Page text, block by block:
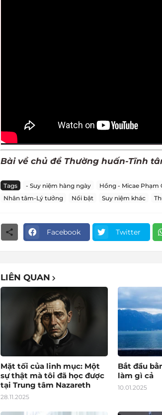
Bài về chủ đề Thường huấn-Tĩnh
Tags - Suy niệm hàng ngày Hồng - Micae Phạm
Nhân tâm-Lý tưởng
Nổi bật Suy niệm khác
Facebook Twitter
LIÊN QUAN
Mặt tối của linh mục: Một
sự thật mà tôi đã học được
tại Trung tâm Nazareth
28.11.2025
Bắt đầu
làm gì cả
10.01.2025